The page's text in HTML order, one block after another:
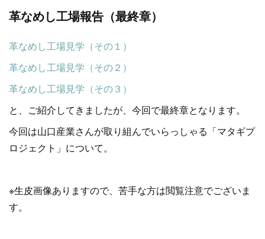
革なめし工場報告（最終章）
革なめし工場見学（その１）
革なめし工場見学（その２）
革なめし工場見学（その３）
と、ご紹介してきましたが、今回で最終章となります。
今回は山口産業さんが取り組んでいらっしゃる「マタギプ
ロジェクト」について。
※生皮画像ありますので、苦手な方は閲覧注意でございま
す。